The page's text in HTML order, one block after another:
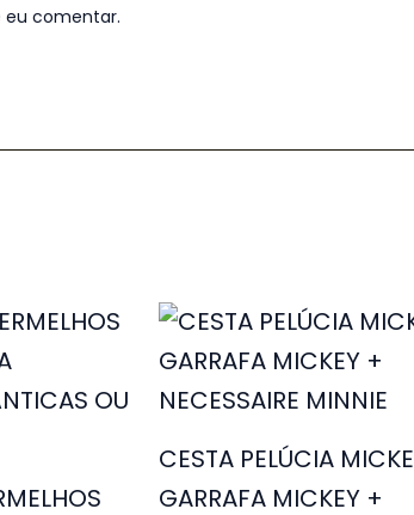
eu comentar.
CESTA PELÚCIA
GARRAFA MICKEY +
O
original
era:
O
atual
é: